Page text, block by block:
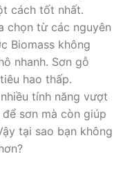
cách tốt nhất.
chọn từ các nguyên
Biomass không
nhanh. Sơn gỗ
hao thấp.
tính năng vượt
sơn mà còn giúp
tại sao bạn không